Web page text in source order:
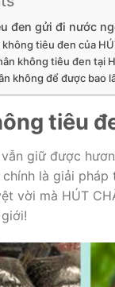
đen gửi đi nước
tiêu đen của
không tiêu đen tại
không để được bao
tiêu
giữ được
là giải
vời mà HÚT